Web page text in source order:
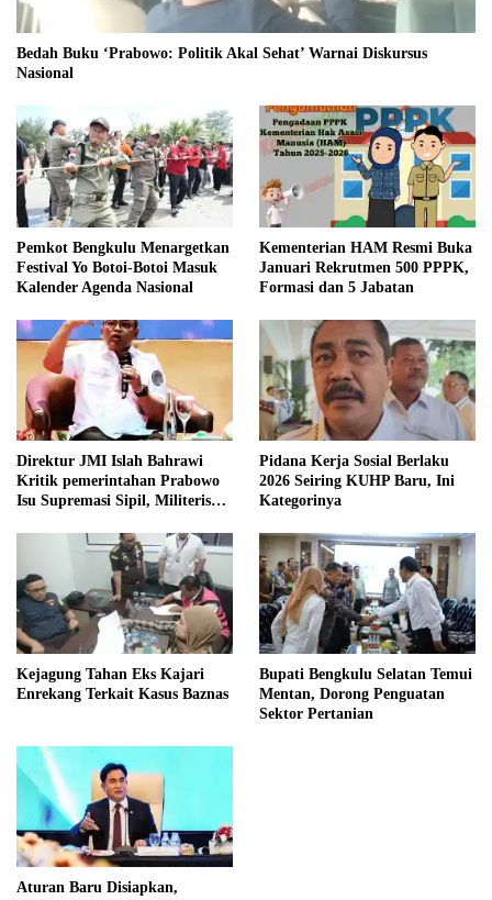
Bedah Buku ‘Prabowo: Politik Akal Sehat’ Warnai Diskursus
Nasional
Pemkot Bengkulu Menargetkan
Festival Yo Botoi-Botoi Masuk
Kalender Agenda Nasional
Kementerian HAM Resmi Buka
Januari Rekrutmen 500 PPPK,
Formasi dan 5 Jabatan
Direktur JMI Islah Bahrawi
Kritik pemerintahan Prabowo
Isu Supremasi Sipil, Militerisasi,
Pidana Kerja Sosial Berlaku
2026 Seiring KUHP Baru, Ini
Kategorinya
Kejagung Tahan Eks Kajari
Enrekang Terkait Kasus Baznas
Bupati Bengkulu Selatan Temui
Mentan, Dorong Penguatan
Sektor Pertanian
Aturan Baru Disiapkan,